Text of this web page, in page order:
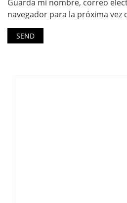
Guarda mi nombre, correo
navegador para la próxima vez